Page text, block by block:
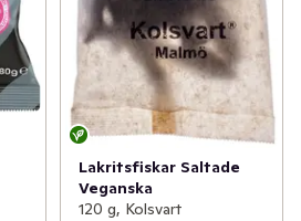
Lakritsfiskar Saltade
Veganska
120 g, Kolsvart